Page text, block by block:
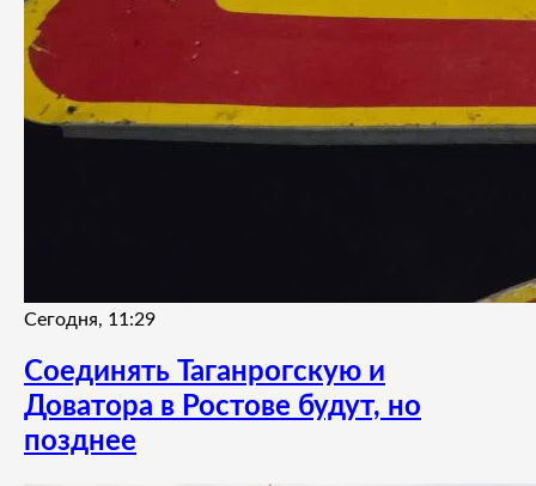
Сегодня, 11:29
Соединять Таганрогскую и
Доватора в Ростове будут, но
позднее